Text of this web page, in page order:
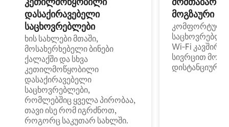
დასაქირავებელი
საცხოვრებლები
ხის სახლები მთაში,
მოსახერხებელი ბინები
ქალაქში და სხვა
კეთილმოწყობილი
დასაქირავებელი
საცხოვრებლები,
რომლებშიც ყველა პირობაა,
თავი ისე რომ იგრძნოთ,
როგორც საკუთარ სახლში.
მოგზაური
კომფორტული
Wi‑Fi
სივრცით
დისტანციური